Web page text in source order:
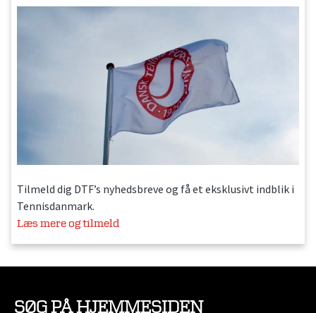
Tilmeld dig DTF’s nyhedsbreve og få et eksklusivt indblik i
Tennisdanmark.
Læs mere og tilmeld
SØG PÅ HJEMMESIDEN